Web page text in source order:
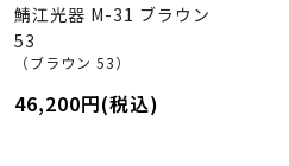
鯖江光器 M-31 ブラウン
53
（ブラウン 53）
46,200円(税込)